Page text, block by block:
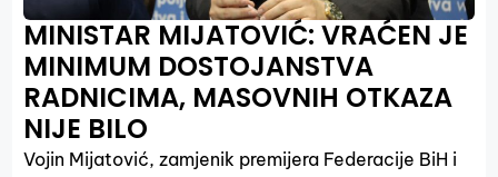
MINISTAR MIJATOVIĆ: VRAĆEN JE
MINIMUM DOSTOJANSTVA
RADNICIMA, MASOVNIH OTKAZA
NIJE BILO
Vojin Mijatović, zamjenik premijera Federacije BiH i